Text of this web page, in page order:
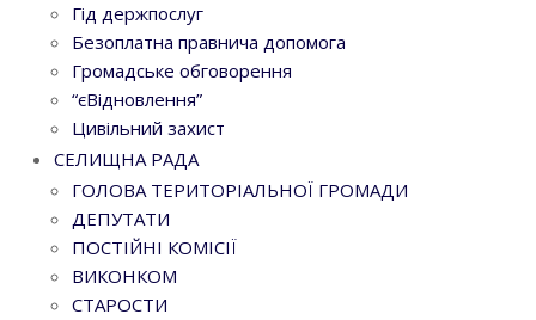
Гід держпослуг
Безоплатна правнича допомога
Громадське обговорення
“єВідновлення”
Цивільний захист
СЕЛИЩНА РАДА
ГОЛОВА ТЕРИТОРІАЛЬНОЇ ГРОМАДИ
ДЕПУТАТИ
ПОСТІЙНІ КОМІСІЇ
ВИКОНКОМ
СТАРОСТИ